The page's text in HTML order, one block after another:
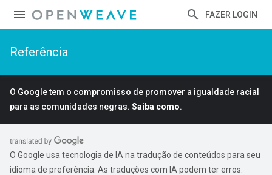
FAZER LOGIN
Referência
O Google tem o compromisso de promover a igualdade racial
para as comunidades negras. Saiba como.
O Google usa tecnologia de IA na tradução de conteúdos para seu
idioma de preferência. As traduções com IA podem ter erros.